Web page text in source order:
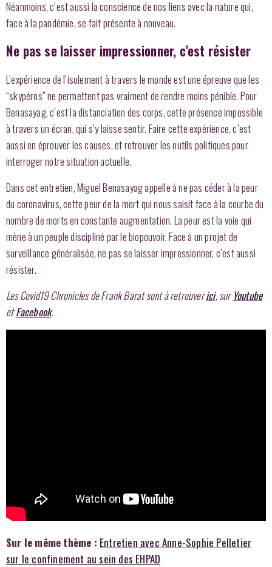
Néanmoins, c’est aussi la conscience de nos liens avec la nature qui,
face à la pandémie, se fait présente à nouveau.
Ne pas se laisser impressionner, c’est résister
L’expérience de l’isolement à travers le monde est une épreuve que les
“skypéros” ne permettent pas vraiment de rendre moins pénible. Pour
Benasayag, c’est la distanciation des corps, cette présence impossible
à travers un écran, qui s’y laisse sentir. Faire cette expérience, c’est
aussi en éprouver les causes, et retrouver les outils politiques pour
interroger notre situation actuelle.
Dans cet entretien, Miguel Benasayag appelle à ne pas céder à la peur
du coronavirus, cette peur de la mort qui nous saisit face à la courbe du
nombre de morts en constante augmentation. La peur est la voie qui
mène à un peuple discipliné par le biopouvoir. Face à un projet de
surveillance généralisée, ne pas se laisser impressionner, c’est aussi
résister.
Les Covid19 Chronicles de Frank Barat sont à retrouverici, surYoutube
etFacebook.
Sur le même thème : Entretien avec Anne-Sophie Pelletier
sur le confinement au sein des EHPAD